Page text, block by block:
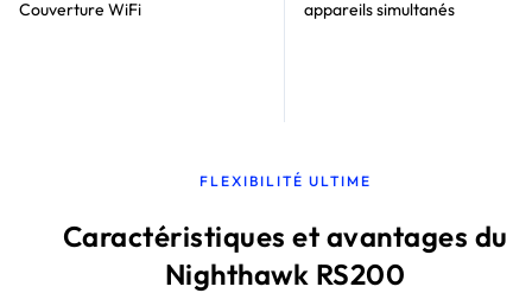
Couverture WiFi appareils simultanés
FLEXIBILITÉ ULTIME
Caractéristiques et avantages du
Nighthawk RS200